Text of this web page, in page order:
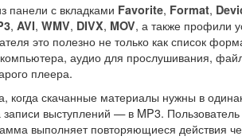
панели с вкладками Favorite, Format,
, AVI, WMV, DIVX, MOV, а также профили
это полезно не только как список
аудио для прослушивания,
плеера.
когда скачанные материалы нужны в
выступлений — в MP3.
выполняет повторяющиеся действия